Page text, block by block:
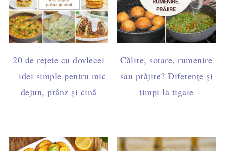
20 de rețete cu dovlecei
– idei simple pentru mic
dejun, prânz și cină
Călire, sotare, rumenire
sau prăjire? Diferențe și
timpi la tigaie